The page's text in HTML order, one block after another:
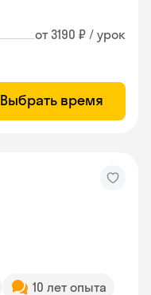
от 3190 ₽ / урок
Выбрать время
10 лет опыта